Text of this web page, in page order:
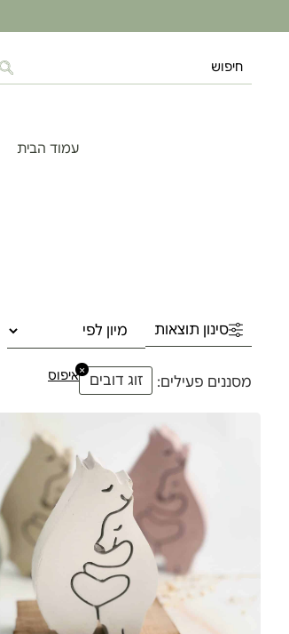
עמוד הבית
סינון תוצאות
מסננים פעילים: זוג דובים
×איפוס